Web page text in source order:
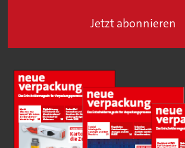
Jetzt abonnieren